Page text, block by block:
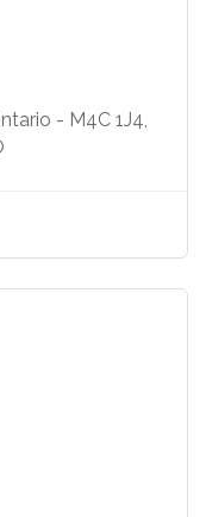
- M4C 1J4,